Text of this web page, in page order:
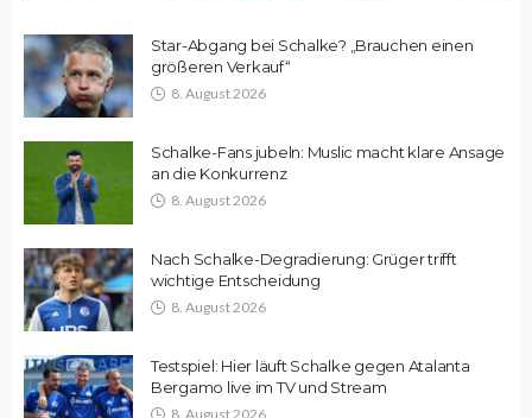
Star-Abgang bei Schalke? „Brauchen einen
größeren Verkauf“
8. August 2026
Schalke-Fans jubeln: Muslic macht klare Ansage
an die Konkurrenz
8. August 2026
Nach Schalke-Degradierung: Grüger trifft
wichtige Entscheidung
8. August 2026
Testspiel: Hier läuft Schalke gegen Atalanta
Bergamo live im TV und Stream
8. August 2026